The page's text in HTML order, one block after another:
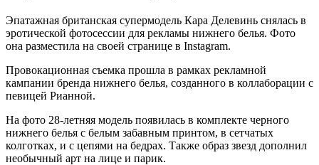
Эпатажная британская супермодель Кара Делевинь снялась в
эротической фотосессии для рекламы нижнего белья. Фото
она разместила на своей странице в Instagram.
Провокационная съемка прошла в рамках рекламной
кампании бренда нижнего белья, созданного в коллаборации с
певицей Рианной.
На фото 28-летняя модель появилась в комплекте черного
нижнего белья с белым забавным принтом, в сетчатых
колготках, и с цепями на бедрах. Также образ звезд дополнил
необычный арт на лице и парик.